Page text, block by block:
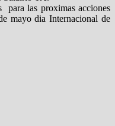
para las proximas acciones
mayo dia Internacional de